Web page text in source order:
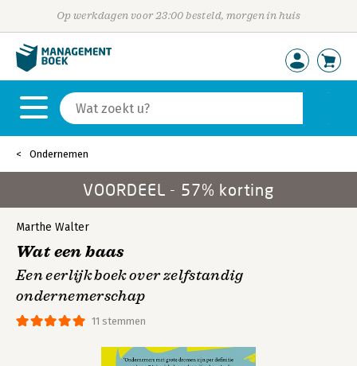
Op werkdagen voor 23:00 besteld, morgen in huis
Ondernemen
VOORDEEL - 57% korting
11 stemmen
Marthe Walter
Wat een baas
Een eerlijk boek over zelfstandig
ondernemerschap